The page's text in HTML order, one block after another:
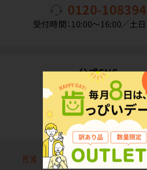
0120-108394
受付時間：10:00〜16:00／土
公式SNS
Copyright(C) P.D.R. Co.,Ltd. All